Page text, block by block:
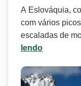
A Eslováquia,
com vários
escaladas de
lendo